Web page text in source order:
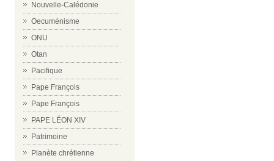
Nouvelle-Calédonie
Oecuménisme
ONU
Otan
Pacifique
Pape François
Pape François
PAPE LÉON XIV
Patrimoine
Planète chrétienne